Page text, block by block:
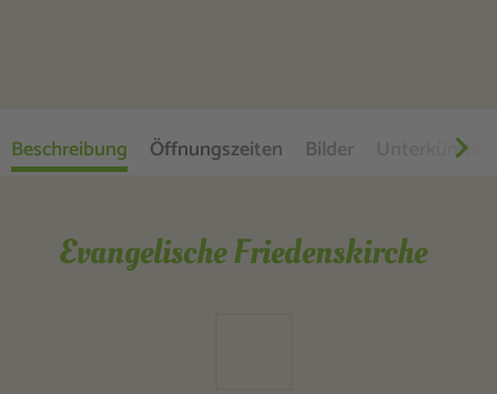
Beschreibung Öffnungszeiten Bilder Unterkünfte
Evangelische Friedenskirche